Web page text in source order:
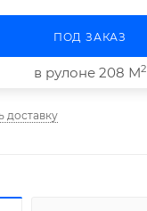
ПОД ЗАКАЗ
в рулоне 208 М2
доставку